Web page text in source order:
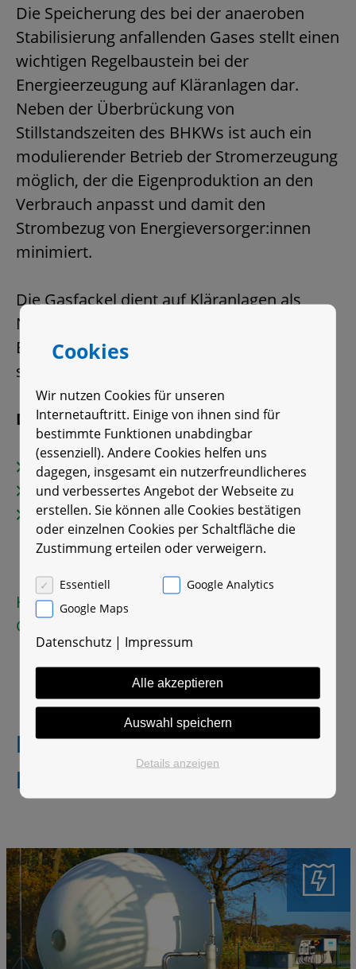
Die Speicherung des bei der anaeroben
Stabilisierung anfallenden Gases stellt einen
wichtigen Regelbaustein bei der
Energieerzeugung auf Kläranlagen dar.
Neben der Überbrückung von
Stillstandszeiten des BHKWs ist auch ein
modulierender Betrieb der Stromerzeugung
möglich, der die Eigenproduktion an den
Verbrauch anpasst und damit den
Strombezug von Energieversorger:innen
minimiert.
Die Gasfackel dient auf Kläranlagen als
Notfackel, wenn die Regelverbraucher
BHKW bzw. Heizkessel nicht zur Verfügung
stehen.
Die PFI plant und erstellt für Sie:
Faulgasspeicher
Gasfackeln
Alle Anlagenteile des Gassystems
(Gasförderung, Gasverdichtung,
Gasreinigung)
Hier finden Sie Referenzbeispiele zu
Gasspeichern und -fackeln.
Referenzen zum Thema
Energie
Cookies
Wir nutzen Cookies für unseren
Internetauftritt. Einige von ihnen sind für
bestimmte Funktionen unabdingbar
(essenziell). Andere Cookies helfen uns
dagegen, insgesamt ein nutzerfreundlicheres
und verbessertes Angebot der Webseite zu
erstellen. Sie können alle Cookies bestätigen
oder einzelnen Cookies per Schaltfläche die
Zustimmung erteilen oder verweigern.
Essentiell
Google Analytics
Google Maps
Datenschutz| Impressum
Alle akzeptieren
Auswahl speichern
Details anzeigen